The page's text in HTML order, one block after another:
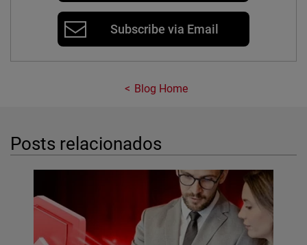
Subscribe via Email
Blog Home
Posts relacionados